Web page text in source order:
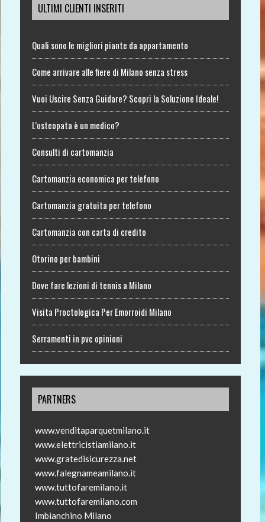
ULTIMI CLIENTI INSERITI
Quali sono le migliori piante da appartamento
Come arrivare alle fiere di Milano senza stress
Vuoi Uscire Senza Guidare? Scopri la Soluzione Ideale!
L’osteopata è un medico?
Consulti di cartomanzia
Cartomanzia economica per telefono
Cartomanzia gratuita per telefono
Cartomanzia con carta di credito
Otorino per bambini
Dove fare lezioni di tennis a Milano
Visita Proctologica Per Emorroidi Milano
Serramenti in pvc opinioni
PARTNERS
www.venditaparquetmilano.it
www.elettricistiamilano.it
www.gratedisicurezza.net
www.falegnameamilano.it
www.tuttofaremilano.it
www.tuttofaremilano.com
Imbianchino Milano